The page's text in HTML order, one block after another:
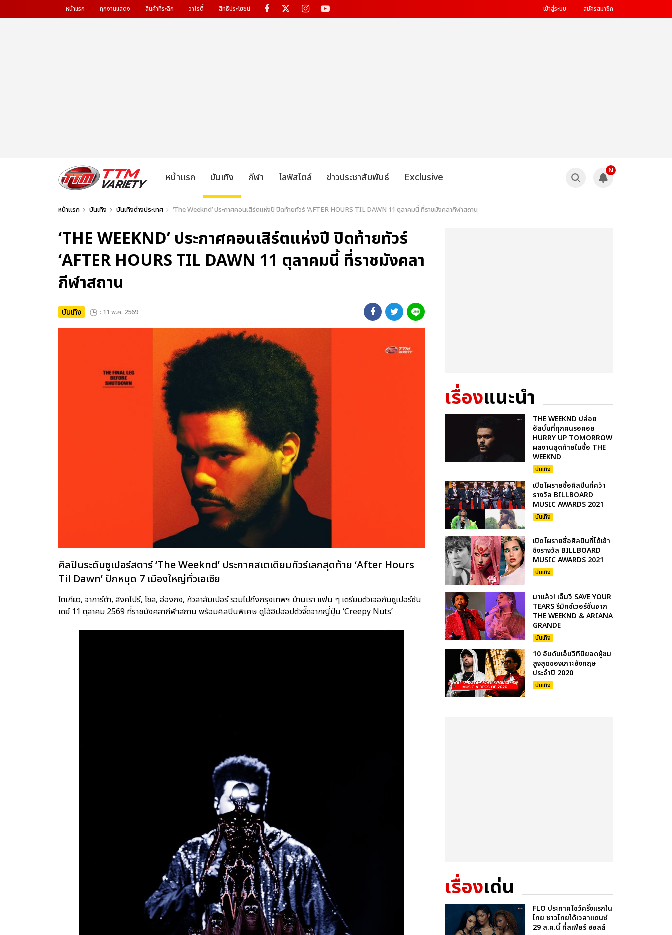
หน้าแรก ทุกงานแสดง สินค้าที่ระลึก วาไรตี้ สิทธิประโยชน์ เข้าสู่ระบบ สมัครสมาชิก
หน้าแรก บันเทิง กีฬา ไลฟ์สไตล์ ข่าวประชาสัมพันธ์ Exclusive
N
หน้าแรก บันเทิง บันเทิงต่างประเทศ ‘The Weeknd’ ประกาศคอนเสิร์ตแห่งปี ปิดท้ายทัวร์ ‘AFTER HOURS TIL DAWN 11 ตุลาคมนี้ ที่ราชมังคลากีฬาสถาน
‘THE WEEKND’ ประกาศคอนเสิร์ตแห่งปี ปิดท้ายทัวร์
‘AFTER HOURS TIL DAWN 11 ตุลาคมนี้ ที่ราชมังคลา
กีฬาสถาน
บันเทิง : 11 พ.ค. 2569
ศิลปินระดับซูเปอร์สตาร์ ‘The Weeknd’ ประกาศสเตเดียมทัวร์เลกสุดท้าย ‘After Hours
Til Dawn’ ปักหมุด 7 เมืองใหญ่ทั่วเอเชีย
โตเกียว, จาการ์ต้า, สิงคโปร์, โซล, ฮ่องกง, กัวลาลัมเปอร์ รวมไปถึงกรุงเทพฯ บ้านเรา แฟน ๆ เตรียมตัวเจอกันซูเปอร์ซัน
เดย์ 11 ตุลาคม 2569 ที่ราชมังคลากีฬาสถาน พร้อมศิลปินพิเศษ ดูโอ้ฮิปฮอปตัวจี๊ดจากญี่ปุ่น ‘Creepy Nuts’
เรื่องแนะนำ
THE WEEKND ปล่อย
อัลบั้มที่ทุกคนรอคอย
HURRY UP TOMORROW
ผลงานสุดท้ายในชื่อ THE
WEEKND
บันเทิง
เปิดโผรายชื่อศิลปินที่คว้า
รางวัล BILLBOARD
MUSIC AWARDS 2021
บันเทิง
เปิดโผรายชื่อศิลปินที่ได้เข้า
ชิงรางวัล BILLBOARD
MUSIC AWARDS 2021
บันเทิง
มาแล้ว! เอ็มวี SAVE YOUR
TEARS รีมิกซ์เวอร์ชั่นจาก
THE WEEKND & ARIANA
GRANDE
บันเทิง
10 อันดับเอ็มวีทีมียอดผู้ชม
สูงสุดของเกาะอังกฤษ
ประจำปี 2020
บันเทิง
เรื่องเด่น
FLO ประกาศโชว์ครั้งแรกใน
ไทย ชาวไทยได้เวลาแดนซ์
29 ส.ค.นี้ ที่สเฟียร์ ฮอลล์